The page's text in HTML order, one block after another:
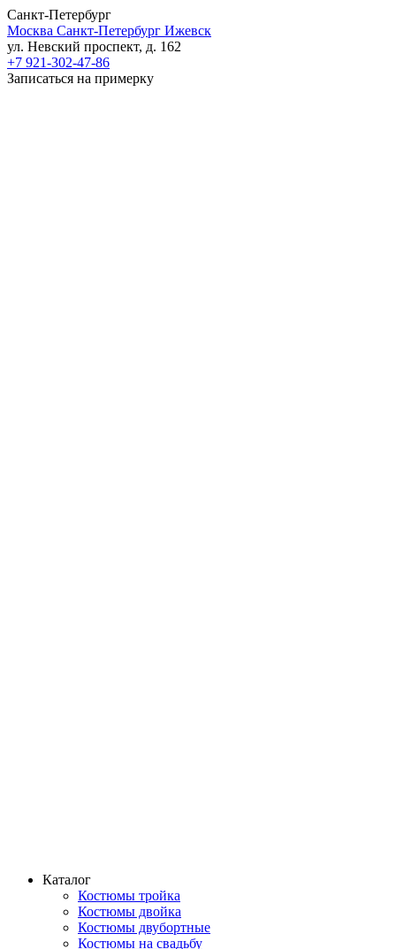
Санкт-Петербург
Москва Санкт-Петербург Ижевск
ул. Невский проспект, д. 162
+7 921-302-47-86
Записаться на примерку
Каталог
Костюмы тройка
Костюмы двойка
Костюмы двубортные
Костюмы на свадьбу